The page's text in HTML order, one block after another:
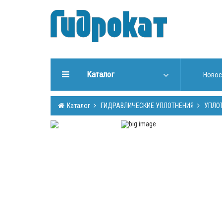
Каталог
ГИДРАВЛИЧЕСКИЕ
УПЛОТНЕНИЯ
Каталог ГИДРАВЛИЧЕСКИЕ УПЛОТНЕНИЯ